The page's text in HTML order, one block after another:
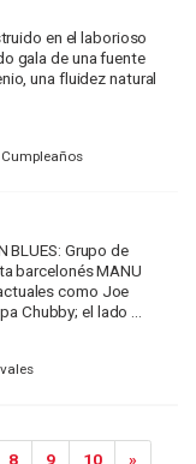
en el laborioso
gala de una fuente
una fluidez natural
BLUES: Grupo de
barcelonés MANU
como Joe
Chubby; el lado ...
8 9 10 »